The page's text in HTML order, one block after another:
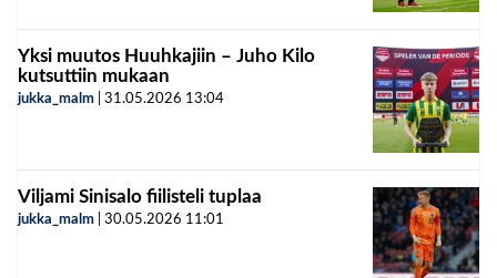
Yksi muutos Huuhkajiin – Juho Kilo
kutsuttiin mukaan
jukka_malm 31.05.2026 13:04
Viljami Sinisalo fiilisteli tuplaa
jukka_malm 30.05.2026 11:01